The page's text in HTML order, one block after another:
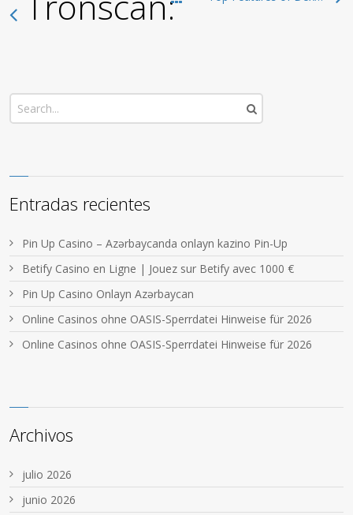
Entradas recientes
Pin Up Casino – Azərbaycanda onlayn kazino Pin-Up
Betify Casino en Ligne | Jouez sur Betify avec 1000 €
Pin Up Casino Onlayn Azərbaycan
Online Casinos ohne OASIS-Sperrdatei Hinweise für 2026
Online Casinos ohne OASIS-Sperrdatei Hinweise für 2026
Archivos
julio 2026
junio 2026